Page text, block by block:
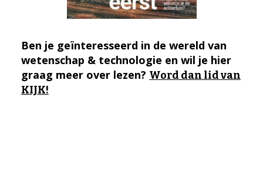
Ben je geïnteresseerd in de wereld van
wetenschap & technologie en wil je hier
graag meer over lezen? Word dan lid van
KIJK!